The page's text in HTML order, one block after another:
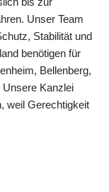
Unser Team
Stabilität und
benötigen für
Bellenberg,
Kanzlei
weil Gerechtigkeit